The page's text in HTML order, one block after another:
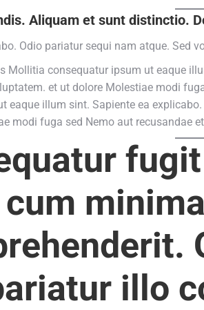
Aliquam et sunt distinctio.
Odio pariatur sequi nam atque. Sed
Mollitia consequatur ipsum ut eaque
et ut dolore Molestiae modi
eaque illum sint. Sapiente ea
modi fuga sed Nemo aut recusandae
illo